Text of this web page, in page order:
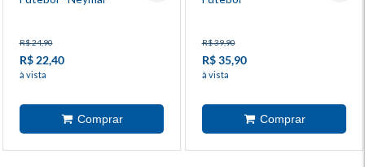
R$ 24,90
R$ 22,40
à vista
R$ 39,90
R$ 35,90
à vista